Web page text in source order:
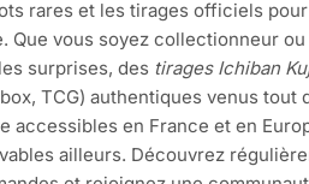
rares et les tirages officiels
Que vous soyez collectionneur
surprises, des tirages Ichiban
TCG) authentiques venus tout
accessibles en France et en
ailleurs. Découvrez